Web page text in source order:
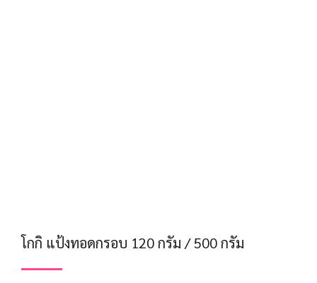
โกกิ แป้งทอดกรอบ 120 กรัม / 500 กรัม